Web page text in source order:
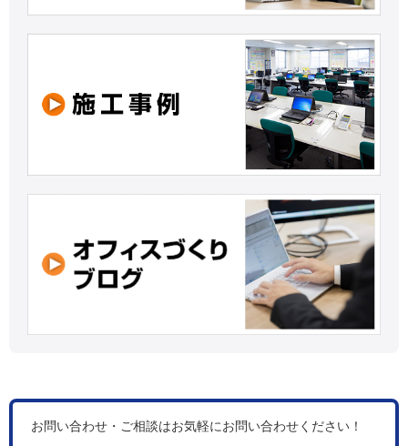
お問い合わせ・ご相談はお気軽にお問い合わせください！